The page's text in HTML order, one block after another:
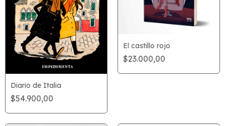
Diario de Italia
$54.900,00
El castillo rojo
$23.000,00